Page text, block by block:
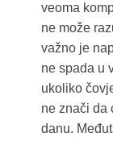
veoma
ne može
važno je
ne spada u
ukoliko
ne znači da
danu.